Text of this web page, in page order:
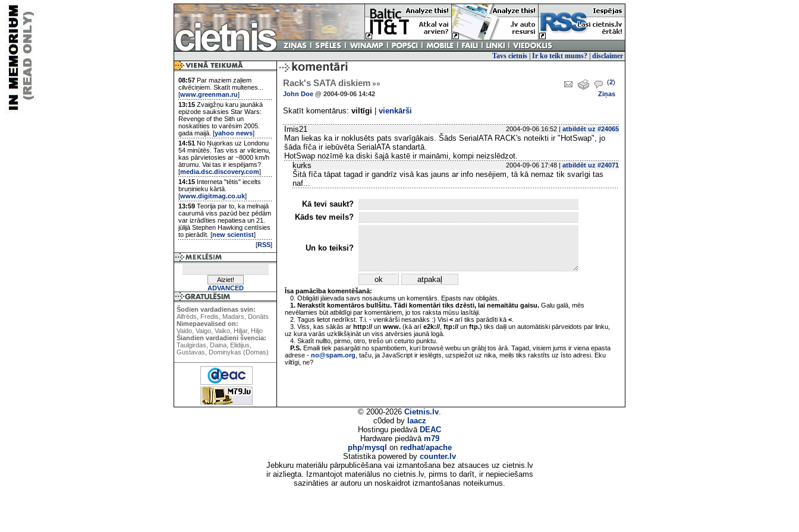
Tavs cietnis Ir ko teikt mums? disclaimer
08:57 Par maziem zaļiem
cilvēciņiem. Skatīt multenes...
[www.greenman.ru]
13:15 Zvaigžņu karu jaunākā
epizode sauksies Star Wars:
Revenge of the Sith un
noskatīties to varēsim 2005.
gada maijā. [yahoo news]
14:51 No Ņujorkas uz Londonu
54 minūtēs. Tas viss ar vilcienu,
kas pārvietosies ar ~8000 km/h
ātrumu. Vai tas ir iespējams?
[media.dsc.discovery.com]
14:15 Interneta "tētis" iecelts
bruņinieku kārtā.
[www.digitmag.co.uk]
13:59 Teorija par to, ka melnajā
caurumā viss pazūd bez pēdām
var izrādīties nepatiesa un 21.
jūlijā Stephen Hawking centīsies
to pierādīt. [new scientist]
[RSS]
ADVANCED
Šodien vardadienas svin:
Alfrēds, Fredis, Madars, Donāts
Nimepaevalised on:
Vaido, Vaigo, Vaiko, Hiljar, Hiljo
Šiandien vardadieni švencia:
Taulgirdas, Daina, Elidijus,
Gustavas, Dominykas (Domas)
Rack's SATA diskiem »» (2)
John Doe @ 2004-09-06 14:42 Ziņas
Skatīt komentārus: viltīgi vienkārši
Imis21 2004-09-06 16:52 | atbildēt uz #24065
Man liekas ka ir noklusēts pats svarīgākais. Šāds SerialATA RACK's noteikti ir "HotSwap", jo
šāda fīča ir iebūvēta SerialATA standartā.
HotSwap nozīmē ka diski šajā kastē ir maināmi, kompi neizslēdzot.
kurks
2004-09-06 17:48 | atbildēt uz #24071
Šitā fīča tāpat tagad ir gandrīz visā kas jauns ar info nesējiem, tā kā nemaz tik svarīgi tas
naf...
Kā tevi saukt?
Kāds tev meils?
Un ko teiksi?
Īsa pamācība komentēšanā:
0. Obligāti jāievada savs nosaukums un komentārs. Epasts nav obligāts.
1. Nerakstīt komentāros bullšitu. Tādi komentāri tiks dzēsti, lai nemaitātu gaisu. Galu galā, mēs
nevēlamies būt atbildīgi par komentāriem, jo tos raksta mūsu lasītāji.
2. Tagus lietot nedrīkst. T.i. - vienkārši nesanāks :) Visi < arī tiks parādīti kā <
3. Viss, kas sākās ar http:// un www. (kā arī e2k:// ftp:// un ftp.) tiks daiļi un automātiski pārveidots par linku,
uz kura varās uzklikšķināt un viss atvērsies jaunā logā.
4. Skatīt nullto, pirmo, otro, trešo un ceturto punktu.
P.S. Emaili tiek pasargāti no spambotiem, kuri browsē webu un grābj tos ārā. Tagad, visiem jums ir viena epasta
adrese - no@spam.org , taču, ja JavaScript ir ieslēgts, uzspiežot uz nika, meils tiks rakstīts uz īsto adresi. Eku
viltīgi, ne?
© 2000-2026 Cietnis.lv.
c0ded by laacz
Hostingu piedāvā DEAC
Hardware piedāvā m79
php/mysql on redhat/apache
Statistika powered by counter.lv
Jebkuru materiālu pārpublicēšana vai izmantošana bez atsauces uz cietnis.lv
ir aizliegta. Izmantojot materiālus no cietnis.lv, pirms to darīt, ir nepieciešams
sazināties ar autoru un noskaidrot izmantošanas noteikumus.